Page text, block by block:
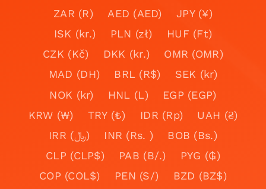
ZAR (R)
AED (AED)
JPY (¥)
ISK (kr.)
PLN (zł)
HUF (Ft)
CZK (Kč)
DKK (kr.)
OMR (OMR)
MAD (DH)
BRL (R$)
SEK (kr)
NOK (kr)
HNL (L)
EGP (EGP)
KRW (₩)
TRY (₺) IDR (Rp)
UAH (₴)
IRR (﷼)
INR (Rs. )
BOB (Bs.)
CLP (CLP$)
PAB (B/.)
PYG (₲)
COP (COL$)
PEN (S/)
BZD (BZ$)